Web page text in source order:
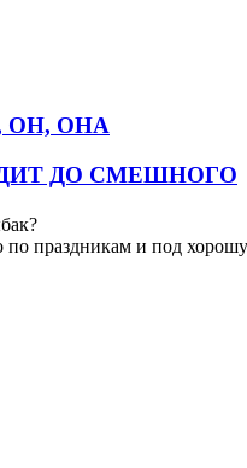
ОН, ОНА
ДО СМЕШНОГО
по праздникам и под